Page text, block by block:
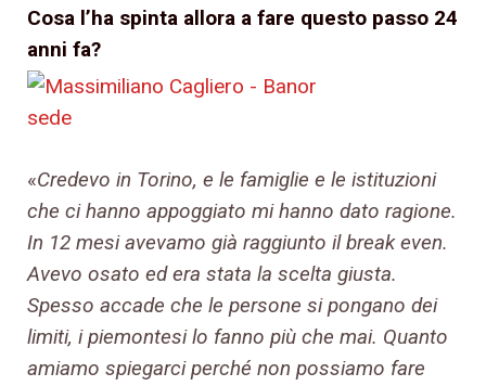
Cosa l’ha spinta allora a fare questo passo 24
anni fa?
«Credevo in Torino, e le famiglie e le istituzioni
che ci hanno appoggiato mi hanno dato ragione.
In 12 mesi avevamo già raggiunto il break even.
Avevo osato ed era stata la scelta giusta.
Spesso accade che le persone si pongano dei
limiti, i piemontesi lo fanno più che mai. Quanto
amiamo spiegarci perché non possiamo fare